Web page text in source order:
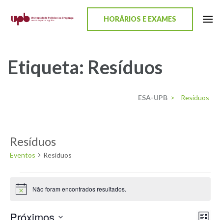
HORÁRIOS E EXAMES
Etiqueta: Resíduos
ESA-UPB > Resíduos
Resíduos
Eventos Resíduos
Aviso Não foram encontrados resultados.
Próximos